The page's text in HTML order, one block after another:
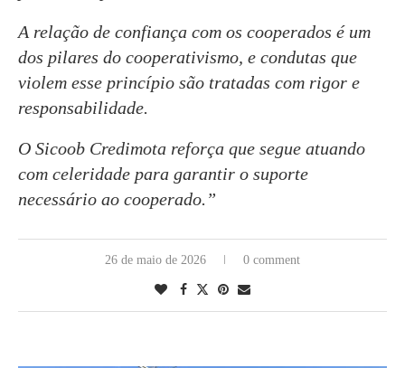
A relação de confiança com os cooperados é um
dos pilares do cooperativismo, e condutas que
violem esse princípio são tratadas com rigor e
responsabilidade.
O Sicoob Credimota reforça que segue atuando
com celeridade para garantir o suporte
necessário ao cooperado.”
26 de maio de 2026 0 comment